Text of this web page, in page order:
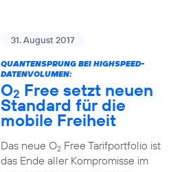
31. August 2017
QUANTENSPRUNG BEI HIGHSPEED-
DATENVOLUMEN:
O2 Free setzt neuen
Standard für die
mobile Freiheit
Das neue O2Free Tarifportfolio ist
das Ende aller Kompromisse im